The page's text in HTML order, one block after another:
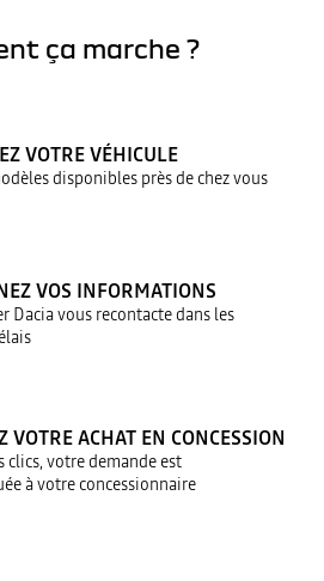
ça marche ?
VOTRE VÉHICULE
disponibles près de chez vous
VOS INFORMATIONS
Dacia vous recontacte dans les
VOTRE ACHAT EN CONCESSION
clics, votre demande est
à votre concessionnaire